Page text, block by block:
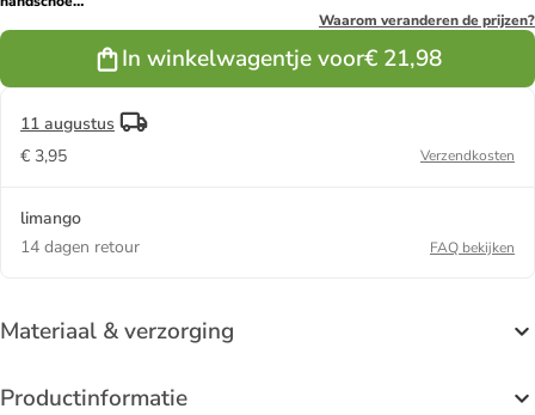
Waarom veranderen de prijzen?
In winkelwagentje voor€ 21,98
11 augustus
€ 3,95
Verzendkosten
limango
14 dagen retour
FAQ bekijken
Materiaal & verzorging
Productinformatie